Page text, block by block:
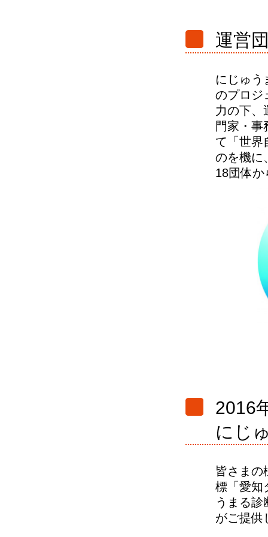
運営
にじゅう
のプロジ
力の下、
門家・事
て「世界
のを機に
18団体
2016
にじ
皆さまの
標「愛知
うまる診
がご提供